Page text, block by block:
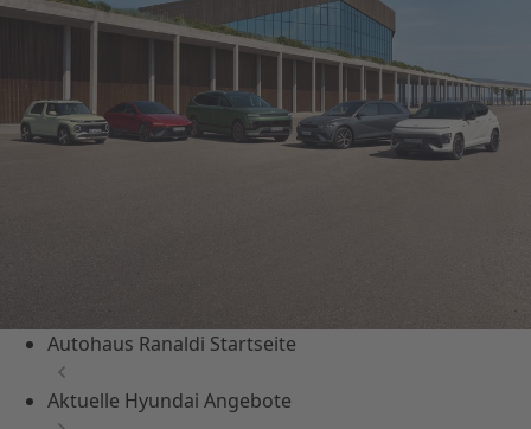
Autohaus Ranaldi Startseite
Aktuelle Hyundai Angebote